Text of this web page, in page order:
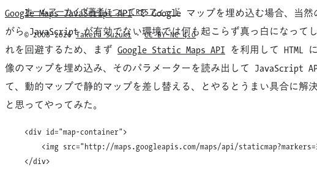
Google Maps JavaScript APIで Google マップを埋め込む場合、当然
がら JavaScript が有効でない環境では何も起こらず真っ白になって
れを回避するため、まず Google Static Maps API を利用して HTML
像のマップを埋め込み、そのパラメーターを読み出して JavaScript
て、動的マップで静的マップを差し替える、とやるとうまい具合に解
と思ってやってみた。
<div id="map-container">
<img src="http://maps.googleapis.com/maps/api/
ホームアーカイヴ著者についてRSSフィード
© 2008–2026Takeru Suzuki ·CC BY–NC 4.0